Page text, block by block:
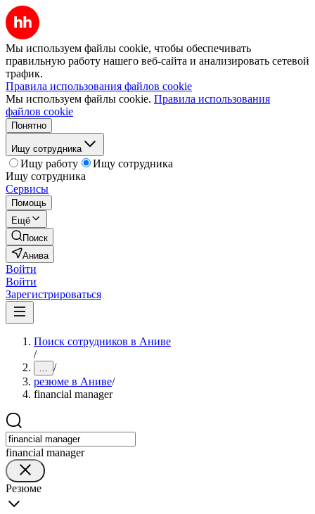
Мы используем файлы cookie, чтобы обеспечивать
правильную работу нашего веб-сайта и анализировать сетевой
трафик.
Правила использования файлов cookie
Мы используем файлы cookie. Правила использования
файлов cookie
Понятно
Ищу сотрудника
Ищу работу
Ищу сотрудника
Ищу сотрудника
Сервисы
Помощь
Ещё
Поиск
Анива
Войти
Войти
Зарегистрироваться
Поиск сотрудников в Аниве
/
... /
резюме в Аниве/
financial manager
financial manager
Резюме